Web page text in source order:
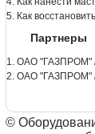
5. Как
Партнеры
1. ОАО "ГАЗПРОМ"
2. ОАО
©